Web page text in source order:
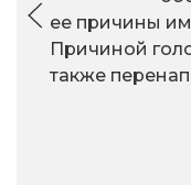
ее причины
Причиной
также